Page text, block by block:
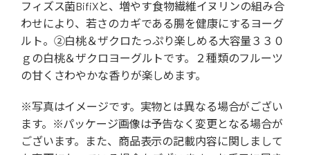
フィズス菌BifiXと、増やす食物繊維イヌリンの組み合
わせにより、若さのカギである腸を健康にするヨーグ
ルト。②白桃＆ザクロたっぷり楽しめる大容量３３０
ｇの白桃＆ザクロヨーグルトです。２種類のフルーツ
の甘くさわやかな香りが楽しめます。
※写真はイメージです。実物とは異なる場合がござい
ます。※パッケージ画像は予告なく変更となる場合が
ございます。また、商品表示の記載内容に関しまして